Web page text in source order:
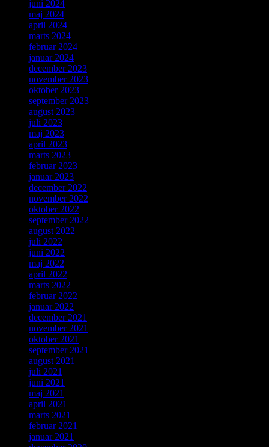
juni 2024
maj 2024
april 2024
marts 2024
februar 2024
januar 2024
december 2023
november 2023
oktober 2023
september 2023
august 2023
juli 2023
maj 2023
april 2023
marts 2023
februar 2023
januar 2023
december 2022
november 2022
oktober 2022
september 2022
august 2022
juli 2022
juni 2022
maj 2022
april 2022
marts 2022
februar 2022
januar 2022
december 2021
november 2021
oktober 2021
september 2021
august 2021
juli 2021
juni 2021
maj 2021
april 2021
marts 2021
februar 2021
januar 2021